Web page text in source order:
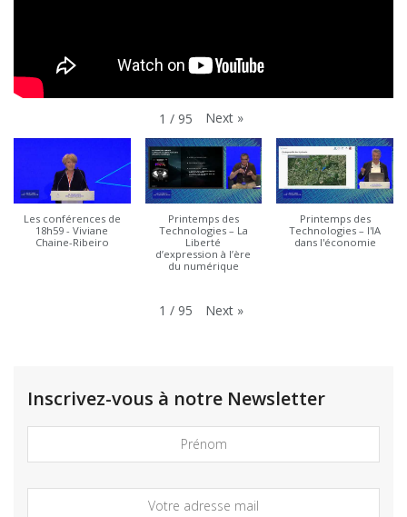
1 / 95 Next »
Les conférences de
18h59 - Viviane
Chaine-Ribeiro
Printemps des
Technologies – La
Liberté
d’expression à l’ère
du numérique
Printemps des
Technologies – l'IA
dans l'économie
1 / 95 Next »
Inscrivez-vous à notre Newsletter